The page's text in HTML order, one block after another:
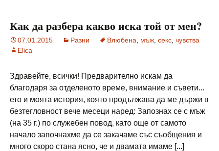
Как да разбера какво иска той от мен?
07.01.2015 Разни Влюбена мъж секс чувства
Elica
Здравейте, всички! Предварително искам да
благодаря за отделеното време, внимание и съвети...
ето и моята история, която продължава да ме държи в
безтегловност вече месеци наред: Запознах се с мъж
(на 35 г.) по служебен повод, като още от самото
начало започнахме да се закачаме със съобщения и
много скоро стана ясно, че и двамата имаме [...]